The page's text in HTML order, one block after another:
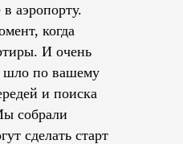
аэропорту.
когда
И очень
шло по вашему
и поиска
собрали
сделать старт